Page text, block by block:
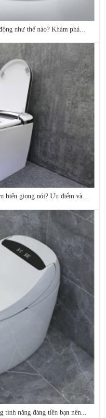
như thế nào? Khám phá...
biến giọng nói? Ưu điểm và...
năng đáng tiền bạn nên...